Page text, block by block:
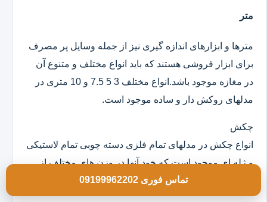
متر
مترها و ابزارهای اندازه گیری نیز از جمله وسایل پر مصرف
برای ابزار فروشی هستند که باید انواع مختلف و متنوع آن
در مغازه موجود باشد.انواع مختلف 3 5 7.5 و 10 متری در
مدلهای روکش دار و ساده موجود است.
چکش
انواع چکش در مدلهای تمام فلزی دسته چوبی تمام لاستیکی
و ژله ای موجود است که خود آنها در وزن های مختلف از
تماس فوری 09199962202